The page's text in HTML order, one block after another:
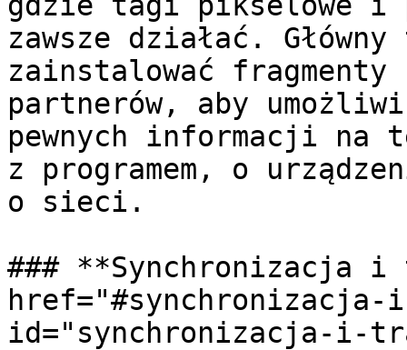
zawsze działać.
zainstalować fragmenty
partnerów, aby
pewnych informacji na
z programem, o
o sieci.
### **Synchronizacja i
id="synchronizacja-i-